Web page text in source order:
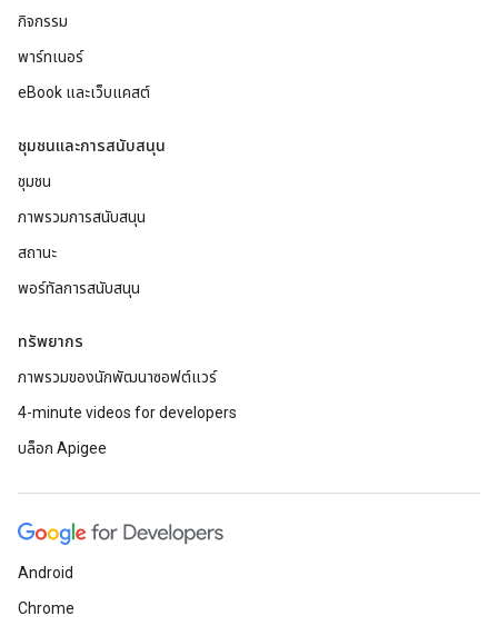
กิจกรรม
พาร์ทเนอร์
eBook และเว็บแคสต์
ชุมชนและการสนับสนุน
ชุมชน
ภาพรวมการสนับสนุน
สถานะ
พอร์ทัลการสนับสนุน
ทรัพยากร
ภาพรวมของนักพัฒนาซอฟต์แวร์
4-minute videos for developers
บล็อก Apigee
Android
Chrome